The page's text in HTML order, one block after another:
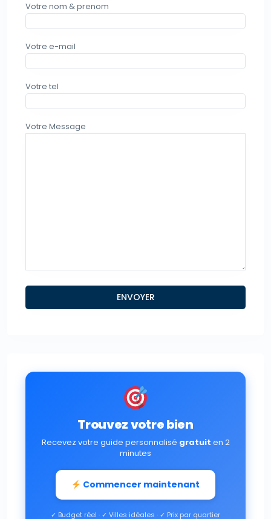
Votre nom & prenom
Votre e-mail
Votre tel
Votre Message
Trouvez votre bien
Recevez votre guide personnalisé gratuit en 2
minutes
Commencer maintenant
✓ Budget réel · ✓ Villes idéales · ✓ Prix par quartier